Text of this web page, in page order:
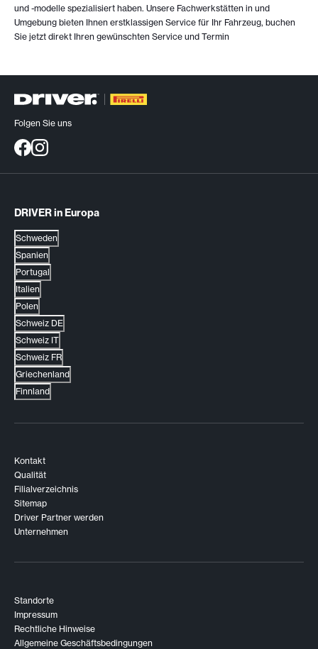
und -modelle spezialisiert haben. Unsere Fachwerkstätten in und
Umgebung bieten Ihnen erstklassigen Service für Ihr Fahrzeug, buchen
Sie jetzt direkt Ihren gewünschten Service und Termin
Folgen Sie uns
DRIVER in Europa
Schweden
Spanien
Portugal
Italien
Polen
Schweiz DE
Schweiz IT
Schweiz FR
Griechenland
Finnland
Kontakt
Qualität
Filialverzeichnis
Sitemap
Driver Partner werden
Unternehmen
Standorte
Impressum
Rechtliche Hinweise
Allgemeine Geschäftsbedingungen